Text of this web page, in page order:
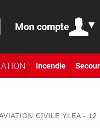
Mon compte
Incendie
CIVILE YLEA - 12